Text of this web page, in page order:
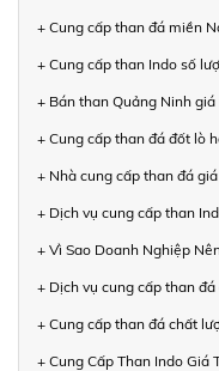
+ Cung cấp than đá miền
+ Cung cấp than Indo số
+ Bán than Quảng Ninh
+ Cung cấp than đá đốt lò
+ Nhà cung cấp than đá
+ Dịch vụ cung cấp than
+ Vì Sao Doanh Nghiệp
+ Dịch vụ cung cấp than
+ Cung cấp than đá chất
+ Cung Cấp Than Indo Giá